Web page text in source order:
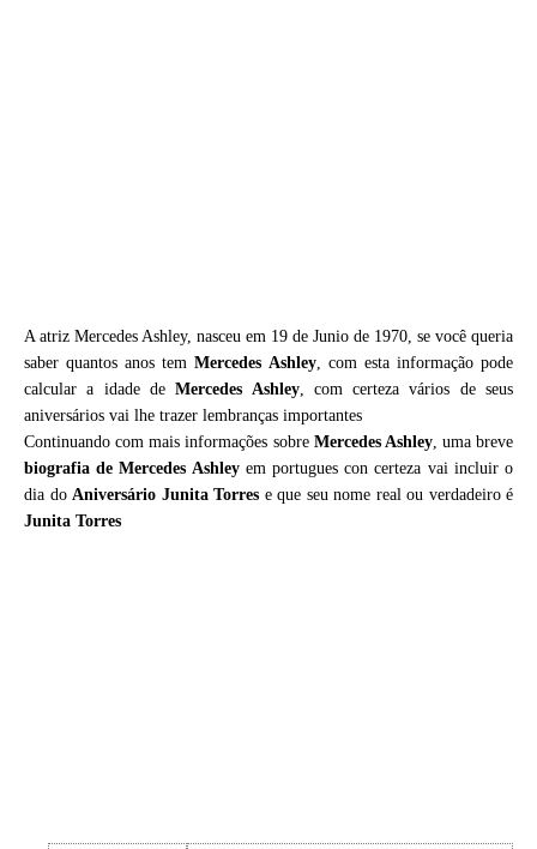
A atriz Mercedes Ashley, nasceu em 19 de Junio de 1970, se você queria
saber quantos anos temMercedes Ashley, com esta informação pode
calcular a idade deMercedes Ashley, com certeza vários de seus
aniversários vai lhe trazer lembranças importantes
Continuando com mais informações sobre Mercedes Ashley, uma breve
biografia deMercedes Ashleyem portugues con certeza vai incluir o
dia do Aniversário Junita Torres e que seu nome real ou verdadeiro é
Junita Torres